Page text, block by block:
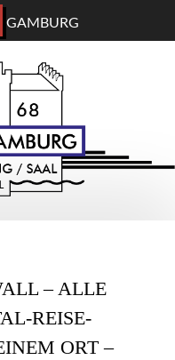
GAMBURG
im Taubertal
– ALLE
REISE-
ORT –